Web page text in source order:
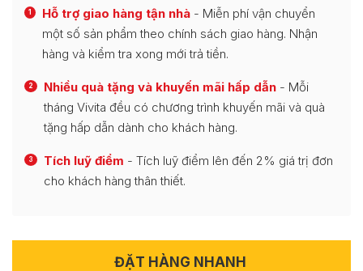
1 Hỗ trợ giao hàng tận nhà - Miễn phí vận chuyển
một số sản phẩm theo chính sách giao hàng. Nhận
hàng và kiểm tra xong mới trả tiền.
2 Nhiều quà tặng và khuyến mãi hấp dẫn - Mỗi
tháng Vivita đều có chương trình khuyến mãi và quà
tặng hấp dẫn dành cho khách hàng.
3 Tích luỹ điểm - Tích luỹ điểm lên đến 2% giá trị đơn
cho khách hàng thân thiết.
ĐẶT HÀNG NHANH